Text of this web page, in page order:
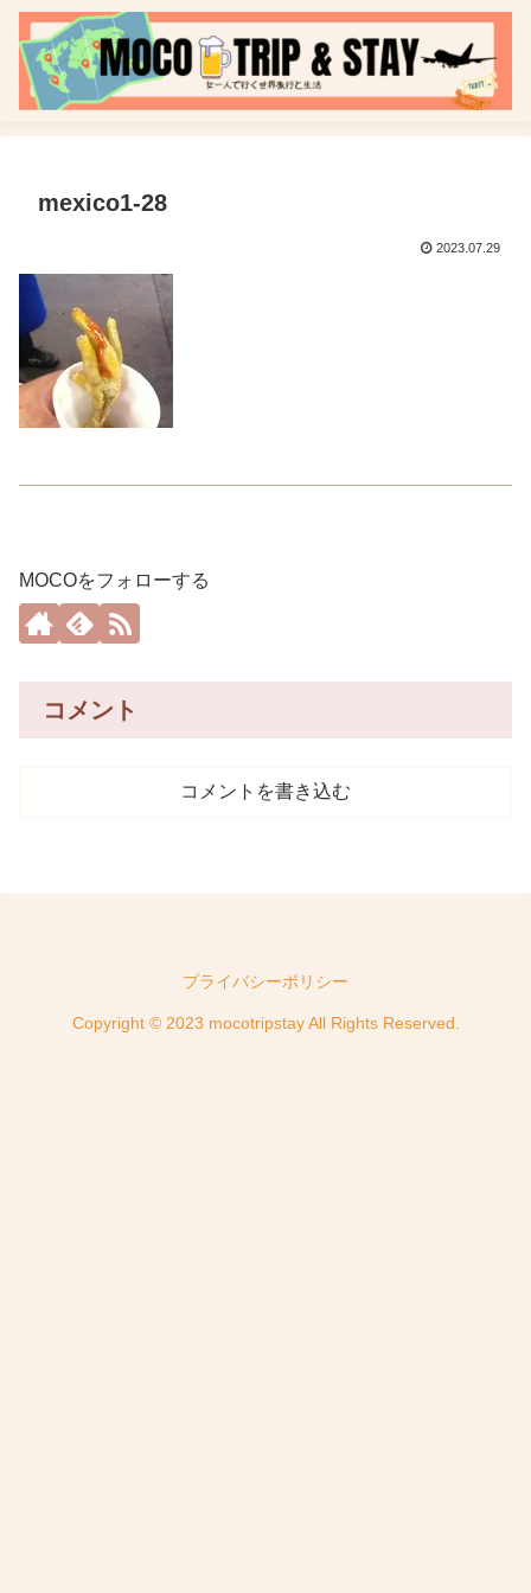
mexico1-28
2023.07.29
MOCOをフォローする
コメント
コメントを書き込む
プライバシーポリシー
Copyright © 2023 mocotripstay All Rights Reserved.